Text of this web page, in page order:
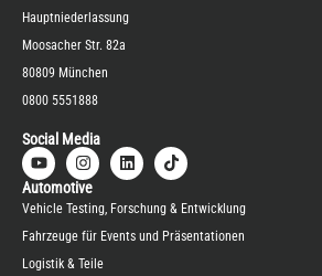
Hauptniederlassung
Moosacher Str. 82a
80809 München
0800 5551888
Social Media
Automotive
Vehicle Testing, Forschung & Entwicklung
Fahrzeuge für Events und Präsentationen
Logistik & Teile